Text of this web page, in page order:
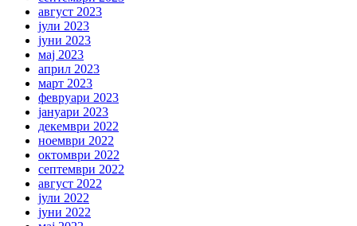
август 2023
јули 2023
јуни 2023
мај 2023
април 2023
март 2023
февруари 2023
јануари 2023
декември 2022
ноември 2022
октомври 2022
септември 2022
август 2022
јули 2022
јуни 2022